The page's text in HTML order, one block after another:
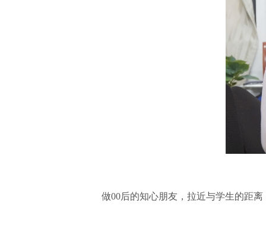
做00后的知心朋友，拉近与学生的距